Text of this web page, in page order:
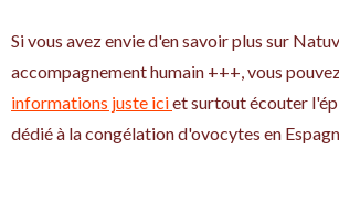
Si vous avez envie d'en savoir plus sur
accompagnement humain +++, vous
informations juste iciet surtout écouter
dédié à la congélation d'ovocytes en